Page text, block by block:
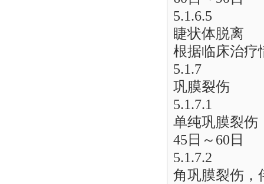
5.1.6.5
睫状体脱离
根据临床治疗
5.1.7
巩膜裂伤
5.1.7.1
单纯巩膜裂伤
45日～60日
5.1.7.2
角巩膜裂伤，